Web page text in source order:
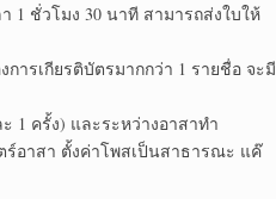
1 ชั่วโมง 30 นาที สามารถส่งใบให้
ารเกียรติบัตรมากกว่า 1 รายชื่อ จะมี
1 ครั้ง) และระหว่างอาสาทำ
ร์อาสา ตั้งค่าโพสเป็นสาธารณะ แค๊